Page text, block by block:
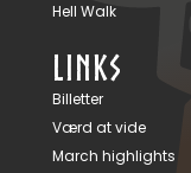
Hell Walk
LINKS
Billetter
Værd at vide
March highlights